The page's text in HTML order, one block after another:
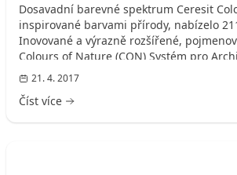
Dosavadní barevné spektrum Ceresit
inspirované barvami přírody, nabízelo
Inovované a výrazně rozšířené,
Colours of Nature (CON) Systém pro
nabídku barev až na 511. Moderní a
určeny pro všechny tenkovrstvé omítky a
Ceresit.
21. 4. 2017
Číst více